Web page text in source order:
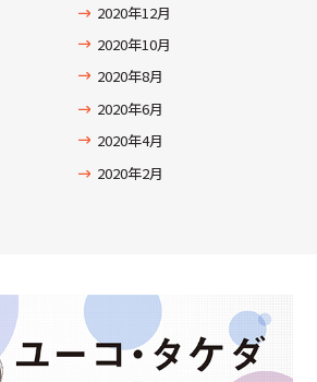
2020年12月
2020年10月
2020年8月
2020年6月
2020年4月
2020年2月